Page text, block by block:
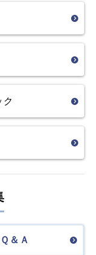
ク
＆Ａ